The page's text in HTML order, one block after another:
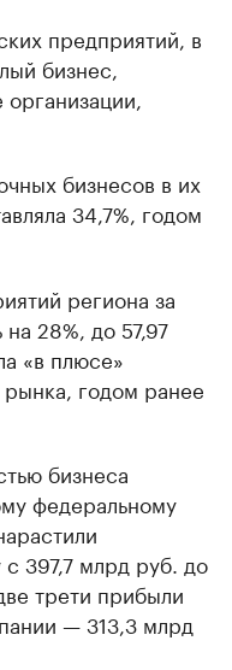
предприятий, в
бизнес,
бизнесов в их
34,7%, годом
региона за
28%, до 57,97
«в плюсе»
рынка, годом ранее
бизнеса
федеральному
397,7 млрд руб. до
трети прибыли
— 313,3 млрд